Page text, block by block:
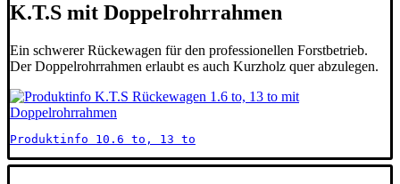
K.T.S mit Doppelrohrrahmen
Ein schwerer Rückewagen für den professionellen Forstbetrieb.
Der Doppelrohrrahmen erlaubt es auch Kurzholz quer abzulegen.
Produktinfo 10.6 to, 13 to